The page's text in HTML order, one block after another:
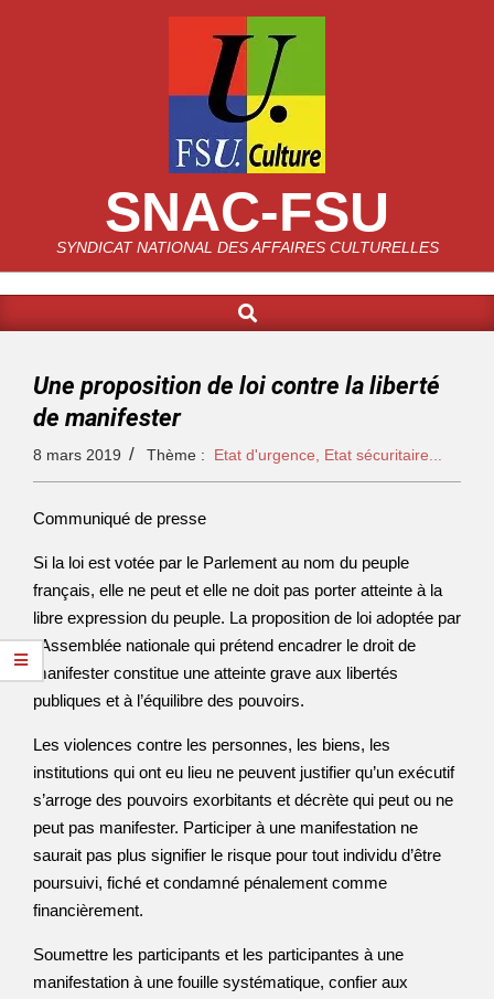
SNAC-FSU
SYNDICAT NATIONAL DES AFFAIRES CULTURELLES
Une proposition de loi contre la liberté
de manifester
8 mars 2019 Thème : Etat d'urgence, Etat sécuritaire...
Communiqué de presse
Si la loi est votée par le Parlement au nom du peuple
français, elle ne peut et elle ne doit pas porter atteinte à la
libre expression du peuple. La proposition de loi adoptée par
l’Assemblée nationale qui prétend encadrer le droit de
manifester constitue une atteinte grave aux libertés
publiques et à l’équilibre des pouvoirs.
Les violences contre les personnes, les biens, les
institutions qui ont eu lieu ne peuvent justifier qu’un exécutif
s’arroge des pouvoirs exorbitants et décrète qui peut ou ne
peut pas manifester. Participer à une manifestation ne
saurait pas plus signifier le risque pour tout individu d’être
poursuivi, fiché et condamné pénalement comme
financièrement.
Soumettre les participants et les participantes à une
manifestation à une fouille systématique, confier aux